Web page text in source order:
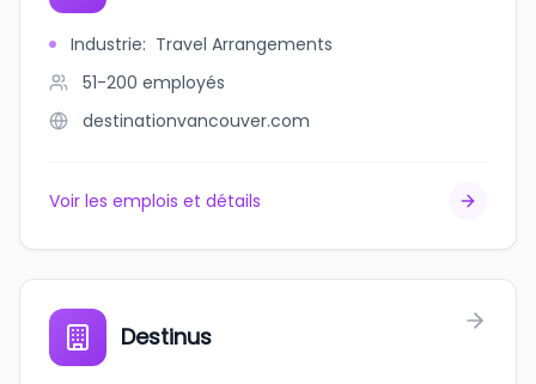
Industrie: Travel Arrangements
51-200 employés
destinationvancouver.com
Voir les emplois et détails
Destinus